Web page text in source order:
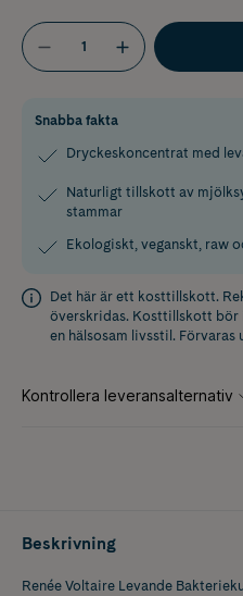
Snabba fakta
Dryckeskoncentrat med
Naturligt tillskott av
stammar
Ekologiskt, veganskt, raw
Det här är ett kosttillskott.
överskridas. Kosttillskott bör
en hälsosam livsstil. Förvaras
Beskrivning
Renée Voltaire Levande